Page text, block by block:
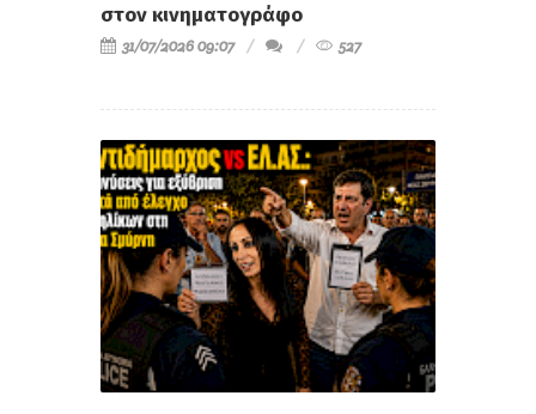
στον κινηματογράφο
31/07/2026 09:07 527